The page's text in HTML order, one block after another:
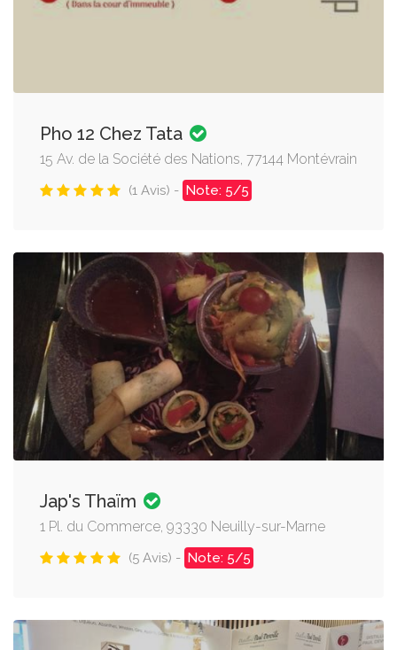
Pho 12 Chez Tata
15 Av. de la Société des Nations, 77144 Montévrain
(1 Avis) - Note: 5/5
Jap's Thaïm
1 Pl. du Commerce, 93330 Neuilly-sur-Marne
(5 Avis) - Note: 5/5